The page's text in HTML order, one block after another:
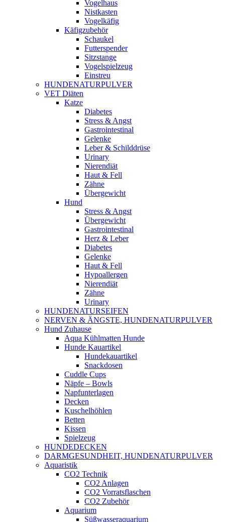
Vogelhaus
Nistkasten
Vogelkäfig
Käfigzubehör
Schaukel
Futterspender
Sitzstange
Vogelspielzeug
Einstreu
HUNDENATURPULVER
VET Diäten
Katze
Diabetes
Stress & Angst
Gastrointestinal
Gelenke
Leber & Schilddrüse
Urinary
Nierendiät
Haut & Fell
Zähne
Übergewicht
Hund
Stress & Angst
Übergewicht
Gastrointestinal
Herz & Leber
Diabetes
Gelenke
Haut & Fell
Hypoallergen
Nierendiät
Zähne
Urinary
HUNDENATURSEIFEN
NERVEN & ÄNGSTE, HUNDENATURPULVER
Hund Zuhause
Aqua Kühlmatten Hunde
Hunde Kauartikel
Hundekauartikel
Snackdosen
Cuddle Cups
Näpfe – Bowls
Napfunterlagen
Decken
Kuschelhöhlen
Betten
Kissen
Spielzeug
HUNDEDECKEN
DARMGESUNDHEIT, HUNDENATURPULVER
Aquaristik
CO2 Technik
CO2 Anlagen
CO2 Vorratsflaschen
CO2 Zubehör
Aquarium
Süßwasseraquarium